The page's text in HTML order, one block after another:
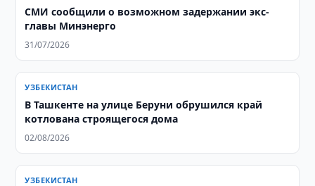
СМИ сообщили о возможном задержании экс-
главы Минэнерго
31/07/2026
УЗБЕКИСТАН
В Ташкенте на улице Беруни обрушился край
котлована строящегося дома
02/08/2026
УЗБЕКИСТАН